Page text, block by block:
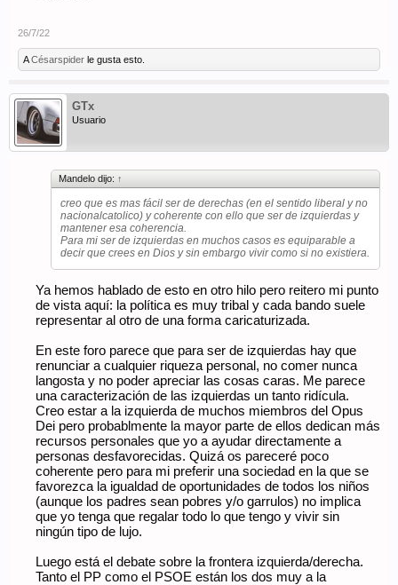
26/7/22
ACésarspider le gusta esto.
GTx
Usuario
Mandelo dijo: ↑
creo que es mas fácil ser de derechas (en el sentido liberal y no
nacionalcatolico) y coherente con ello que ser de izquierdas y
mantener esa coherencia.
Para mi ser de izquierdas en muchos casos es equiparable a
decir que crees en Dios y sin embargo vivir como si no existiera.
Ya hemos hablado de esto en otro hilo pero reitero mi punto
de vista aquí: la política es muy tribal y cada bando suele
representar al otro de una forma caricaturizada.
En este foro parece que para ser de izquierdas hay que
renunciar a cualquier riqueza personal, no comer nunca
langosta y no poder apreciar las cosas caras. Me parece
una caracterización de las izquierdas un tanto ridícula.
Creo estar a la izquierda de muchos miembros del Opus
Dei pero probablmente la mayor parte de ellos dedican más
recursos personales que yo a ayudar directamente a
personas desfavorecidas. Quizá os pareceré poco
coherente pero para mi preferir una sociedad en la que se
favorezca la igualdad de oportunidades de todos los niños
(aunque los padres sean pobres y/o garrulos) no implica
que yo tenga que regalar todo lo que tengo y vivir sin
ningún tipo de lujo.
Luego está el debate sobre la frontera izquierda/derecha.
Tanto el PP como el PSOE están los dos muy a la